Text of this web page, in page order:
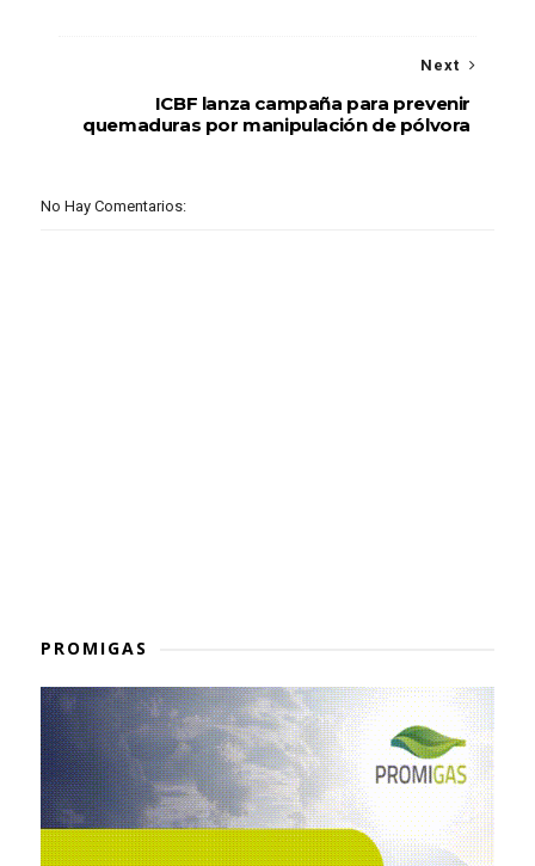
Next
ICBF lanza campaña para prevenir
quemaduras por manipulación de pólvora
No Hay Comentarios:
PROMIGAS